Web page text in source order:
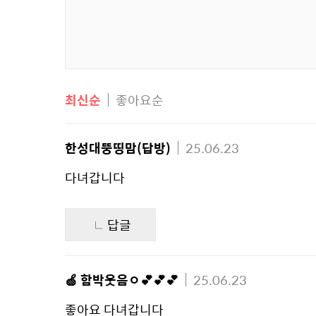
최신순 좋아요순
한성대뚱띵맘(답방)
25.06.23
다녀갑니다
답글
🍏 함박웃음ㅇ💕💕💕
25.06.23
좋아요 다녀갑니다